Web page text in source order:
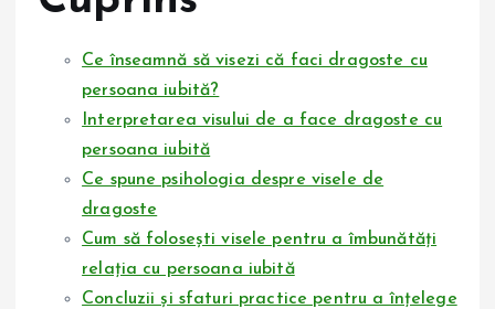
Ce înseamnă să visezi că faci dragoste cu
persoana iubită?
Interpretarea visului de a face dragoste cu
persoana iubită
Ce spune psihologia despre visele de
dragoste
Cum să folosești visele pentru a îmbunătăți
relația cu persoana iubită
Concluzii și sfaturi practice pentru a înțelege